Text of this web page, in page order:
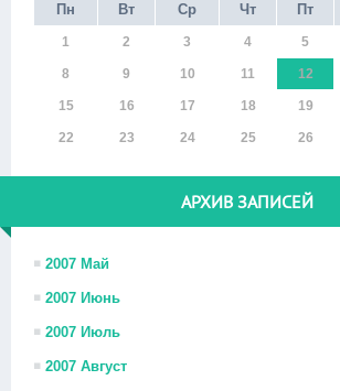
Пн
Вт Ср Чт Пт
1 2 3 4 5
8 9 10 11 12
15 16 17 18 19
22 23 24 25 26
АРХИВ ЗАПИСЕЙ
2007 Май
2007 Июнь
2007 Июль
2007 Август